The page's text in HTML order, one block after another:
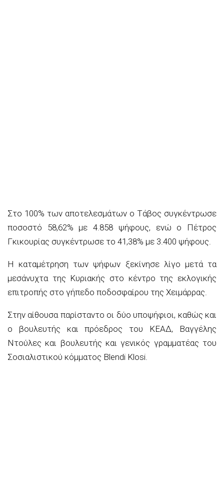
Στο 100% των αποτελεσμάτων ο Τάβος συγκέντρωσε
ποσοστό 58,62% με 4.858 ψήφους, ενώ ο Πέτρος
Γκικουρίας συγκέντρωσε το 41,38% με 3.400 ψήφους.
Η καταμέτρηση των ψήφων ξεκίνησε λίγο μετά τα
μεσάνυχτα της Κυριακής στο κέντρο της εκλογικής
επιτροπής στο γήπεδο ποδοσφαίρου της Χειμάρρας.
Στην αίθουσα παρίσταντο οι δύο υποψήφιοι, καθώς και
ο βουλευτής και πρόεδρος του ΚΕΑΔ, Βαγγέλης
Ντούλες και βουλευτής και γενικός γραμματέας του
Σοσιαλιστικού κόμματος Blendi Klosi.